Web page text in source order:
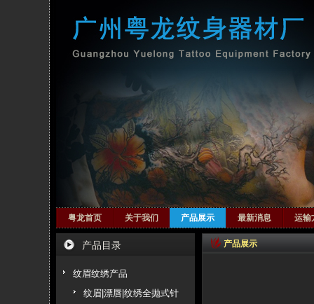
粤龙首页 关于我们 产品展示 最新消息 运输
产品目录
纹眉纹绣产品
纹眉|漂唇|纹绣全抛式针
产品展示